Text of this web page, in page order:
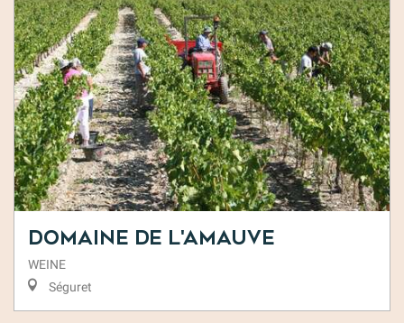
Domaine de l'Amauve
WEINE
Séguret